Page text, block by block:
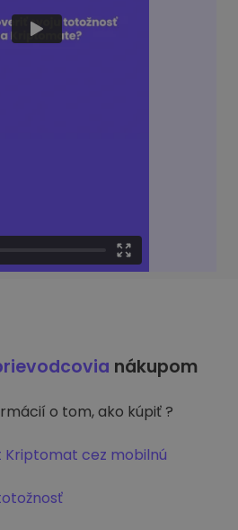
nákupom
o tom, ako kúpiť ?
cez mobilnú